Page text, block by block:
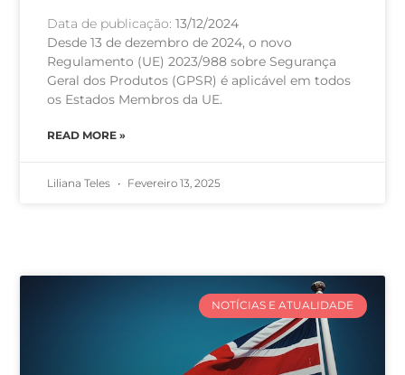
Data de publicação:13/12/2024
Desde 13 de dezembro de 2024, o novo
Regulamento (UE) 2023/988 sobre Segurança
Geral dos Produtos (GPSR) é aplicável em todos
os Estados Membros da UE.
READ MORE »
Liliana Teles Fevereiro 13, 2025
NOTÍCIAS E ATUALIDADE